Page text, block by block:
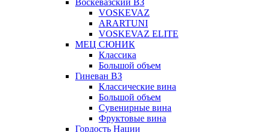
Воскевазский ВЗ
VOSKEVAZ
ARARTUNI
VOSKEVAZ ELITE
МЕЦ СЮНИК
Классика
Большой объем
Гиневан ВЗ
Классические вина
Большой объем
Сувенирные вина
Фруктовые вина
Гордость Нации